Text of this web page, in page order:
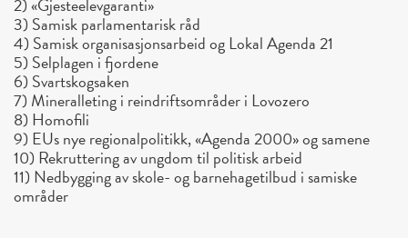
2) «Gjesteelevgaranti»
3) Samisk parlamentarisk råd
4) Samisk organisasjonsarbeid og Lokal Agenda 21
5) Selplagen i fjordene
6) Svartskogsaken
7) Mineralleting i reindriftsområder i Lovozero
8) Homofili
9) EUs nye regionalpolitikk, «Agenda 2000» og samene
10) Rekruttering av ungdom til politisk arbeid
11) Nedbygging av skole- og barnehagetilbud i samiske
områder